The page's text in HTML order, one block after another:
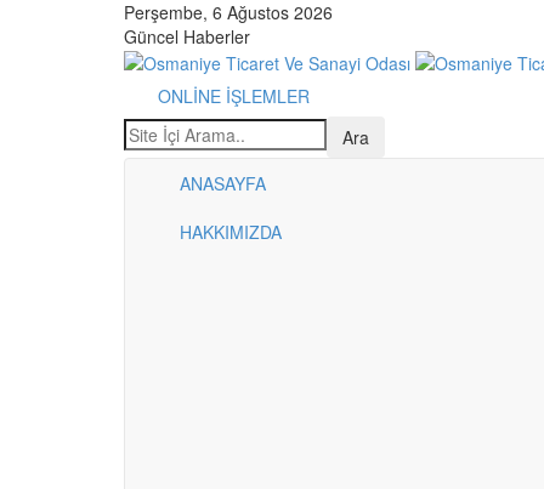
Perşembe, 6 Ağustos 2026
Güncel Haberler
ONLİNE İŞLEMLER
ANASAYFA
HAKKIMIZDA